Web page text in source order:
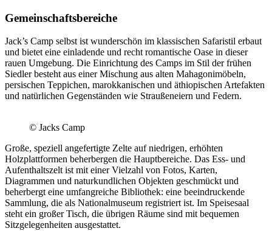
Gemeinschaftsbereiche
Jack’s Camp selbst ist wunderschön im klassischen Safaristil erbaut
und bietet eine einladende und recht romantische Oase in dieser
rauen Umgebung. Die Einrichtung des Camps im Stil der frühen
Siedler besteht aus einer Mischung aus alten Mahagonimöbeln,
persischen Teppichen, marokkanischen und äthiopischen Artefakten
und natürlichen Gegenständen wie Straußeneiern und Federn.
© Jacks Camp
Große, speziell angefertigte Zelte auf niedrigen, erhöhten
Holzplattformen beherbergen die Hauptbereiche. Das Ess- und
Aufenthaltszelt ist mit einer Vielzahl von Fotos, Karten,
Diagrammen und naturkundlichen Objekten geschmückt und
beherbergt eine umfangreiche Bibliothek: eine beeindruckende
Sammlung, die als Nationalmuseum registriert ist. Im Speisesaal
steht ein großer Tisch, die übrigen Räume sind mit bequemen
Sitzgelegenheiten ausgestattet.